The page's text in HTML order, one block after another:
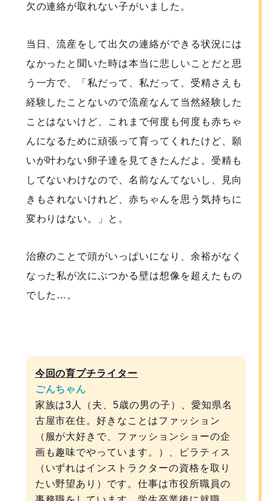
欠の連絡が取れない子がいました。
当日、流産をして出欠の連絡ができる状況には
なかったと聞いた時は本当に悲しいことだと思
う一方で、「私だって、私だって、受精さえも
経験したことないので流産なんて当然経験した
ことはないけど、これまで何度も何度も赤ちゃ
んになるために頑張って育ってくれたけど、願
いが叶わない卵子達を見てきたんだよ。受精も
してないわけなので、名前なんてないし、見向
きもされないけれど、赤ちゃんを思う気持ちに
変わりはない。」と。
治療のことで頭がいっぱいになり、余裕がなく
なった私が次にぶつかる壁は想像を超えたもの
でした…。
今回の育プチライター
ごんちゃん
家族は3人（夫、5歳の男の子）、愛知県名
古屋市在住。好きなことはファッション
（服が大好きで、ファッションショーの企
画も趣味でやっています。）、ピラティス
（いずれはインストラクターの資格を取り
たい野望あり）です。仕事は市役所職員の